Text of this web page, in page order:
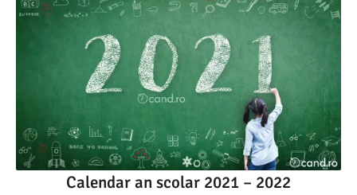
Calendar an scolar 2021 – 2022